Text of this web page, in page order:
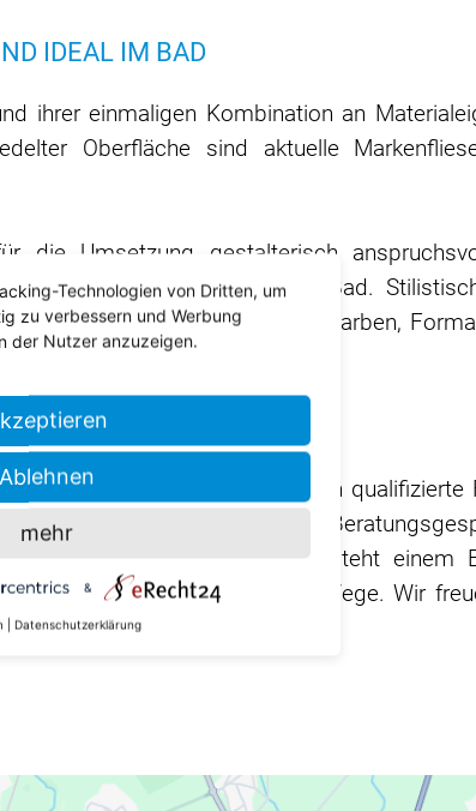
IDEAL IM BAD
ihrer einmaligen Kombination an
Oberfläche sind aktuelle
die Umsetzung gestalterisch
wohlige Atmosphäre im Bad.
nicht gekannte Vielfalt an Farben,
VOM PROFI
Umsetzung bieten qualifizierte
Bei einem ausführlichen
professionell Planen. So steht einem
Zuhause nichts mehr im Wege. Wir
Technologien von Dritten, um
zu verbessern und Werbung
der Nutzer anzuzeigen.
Ablehnen
mehr
&
Datenschutzerklärung